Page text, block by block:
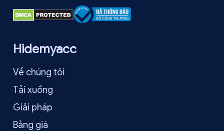
Hidemyacc
Về chúng tôi
Tải xuống
Giải pháp
Bảng giá